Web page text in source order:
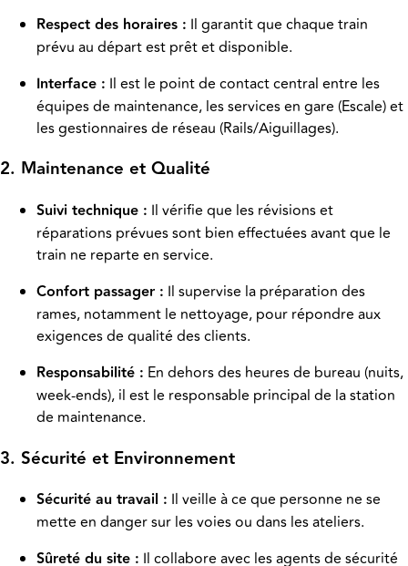
Respect des horaires : Il garantit que chaque train
prévu au départ est prêt et disponible.
Interface : Il est le point de contact central entre les
équipes de maintenance, les services en gare (Escale) et
les gestionnaires de réseau (Rails/Aiguillages).
2. Maintenance et Qualité
Suivi technique : Il vérifie que les révisions et
réparations prévues sont bien effectuées avant que le
train ne reparte en service.
Confort passager : Il supervise la préparation des
rames, notamment le nettoyage, pour répondre aux
exigences de qualité des clients.
Responsabilité : En dehors des heures de bureau (nuits,
week-ends), il est le responsable principal de la station
de maintenance.
3. Sécurité et Environnement
Sécurité au travail : Il veille à ce que personne ne se
mette en danger sur les voies ou dans les ateliers.
Sûreté du site : Il collabore avec les agents de sécurité